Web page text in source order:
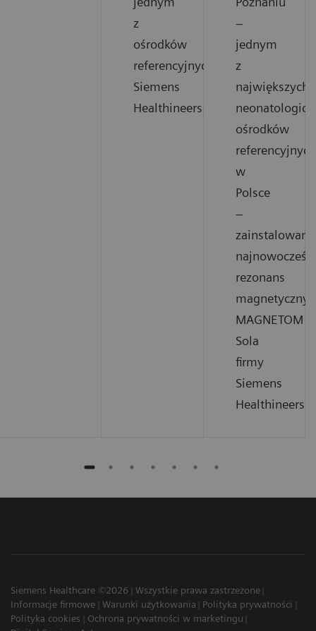
z
ośrodków
referencyjnych
Siemens
Healthineers.
–
jednym
z
największych
ośrodków
referencyjnych
w
Polsce
–
zainstalowano
rezonans
magnetyczny
MAGNETOM
Sola
firmy
Siemens
Healthineers.
Siemens Healthcare ©2026
Wszystkie prawa zastrzeżone
Informacje firmowe
Warunki użytkowania
Polityka prywatności
Polityka cookies
Ochrona prywatności w marketingu